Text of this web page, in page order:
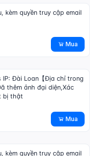
kèm quyền truy cập email
Mua
IP: Đài Loan【Địa chỉ trong
thêm ảnh đại diện,Xác
bị thật
Mua
kèm quyền truy cập email